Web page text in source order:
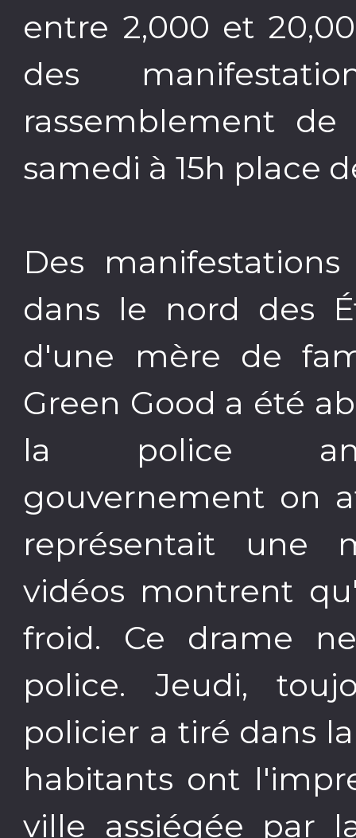
entre 2,000 et
des
rassemblement
samedi à 15h place
Des
dans le nord des
d'une mère de
Green Good a été
la police anti-
gouvernement on
représentait une
vidéos montrent
froid. Ce drame
police. Jeudi,
policier a tiré dans
habitants ont
ville assiégée par